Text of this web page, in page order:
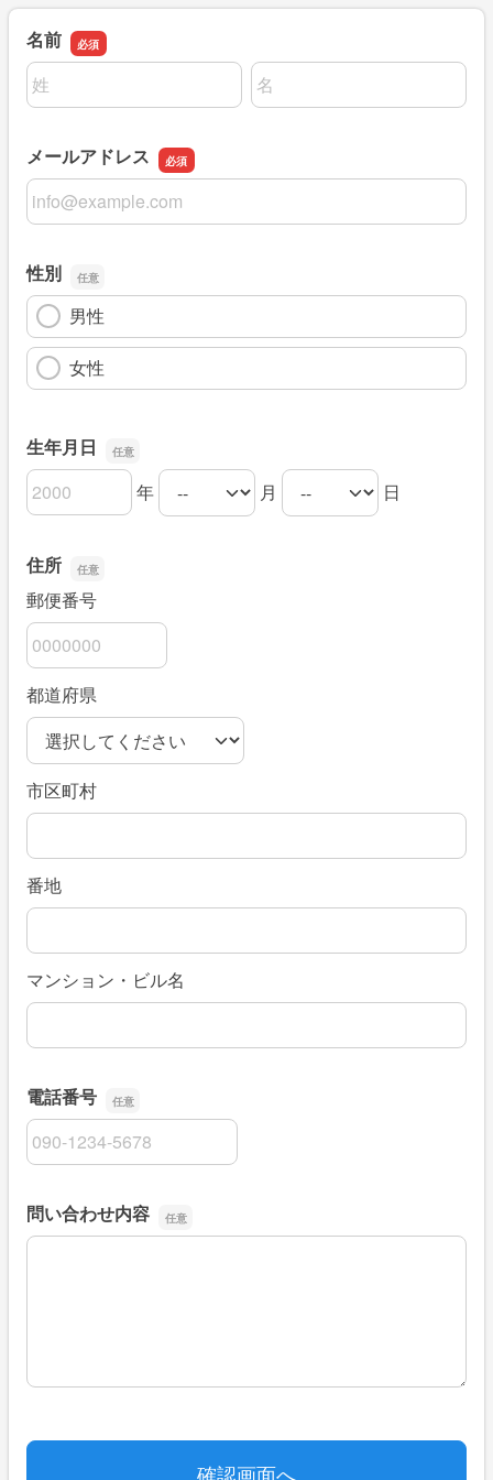
名前
名前の姓
名前の名
メールアドレス
メールアドレス
性別
男性
女性
生年月日
生年月日の年 年
生年月日の月 月
生年月日の日 日
住所
郵便番号
都道府県
市区町村
番地
マンション・ビル名
電話番号
電話番号
問い合わせ内容
問い合わせ内容